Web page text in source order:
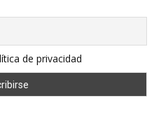
de privacidad